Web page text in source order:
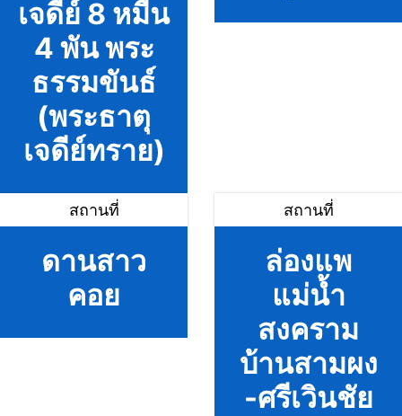
เจดีย์ 8 หมื่น
4 พัน พระ
ธรรมขันธ์
(พระธาตุ
เจดีย์ทราย)
สถานที่
ดานสาว
คอย
สถานที่
ล่องแพ
แม่น้ำ
สงคราม
บ้านสามผง
-ศรีเวินชัย